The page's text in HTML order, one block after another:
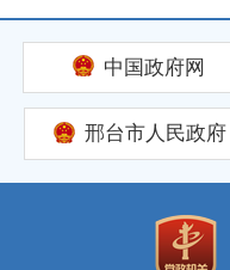
中国政府网
邢台市人民政府